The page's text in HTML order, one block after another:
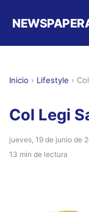
Inicio › Lifestyle ›
Col Legi
jueves, 19 de junio de
13 min de lectura